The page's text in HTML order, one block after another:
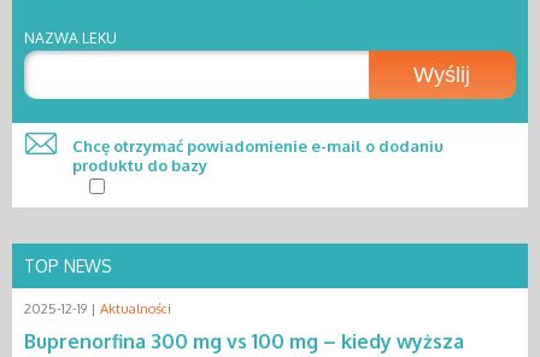
NAZWA LEKU
Wyślij
Chcę otrzymać powiadomienie e-mail o dodaniu
produktu do bazy
TOP NEWS
2025-12-19 | Aktualności
Buprenorfina 300 mg vs 100 mg – kiedy wyższa